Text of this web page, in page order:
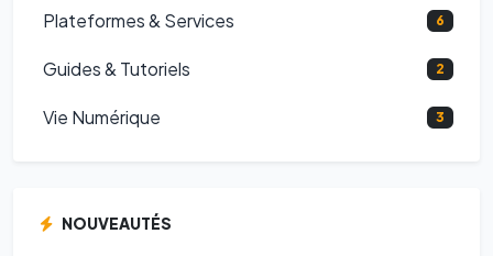
Plateformes & Services 6
Guides & Tutoriels 2
Vie Numérique 3
NOUVEAUTÉS